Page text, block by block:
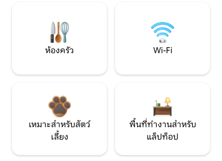
ห้องครัว Wi-Fi
เหมาะสำหรับสัตว์
เลี้ยง
พื้นที่ทำงานสำหรับ
แล็ปท็อป